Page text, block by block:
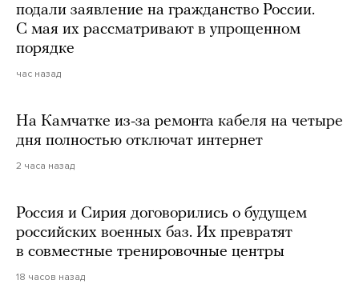
подали заявление на гражданство России.
С мая их рассматривают в упрощенном
порядке
час назад
На Камчатке из-за ремонта кабеля на четыре
дня полностью отключат интернет
2 часа назад
Россия и Сирия договорились о будущем
российских военных баз. Их превратят
в совместные тренировочные центры
18 часов назад